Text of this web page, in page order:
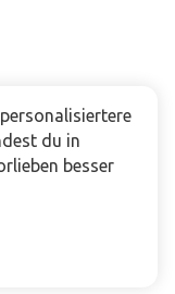
du in
besser